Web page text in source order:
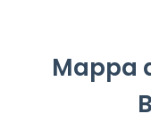
Mappa